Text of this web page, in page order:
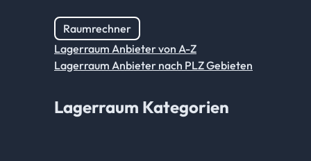
Raumrechner
Lagerraum Anbieter von A-Z
Lagerraum Anbieter nach PLZ Gebieten
Lagerraum Kategorien